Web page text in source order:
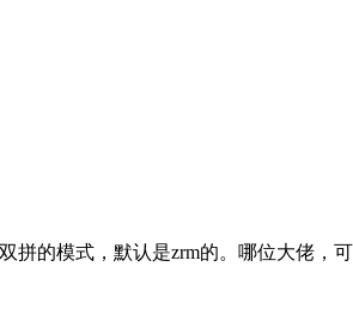
的模式，默认是zrm的。哪位大佬，